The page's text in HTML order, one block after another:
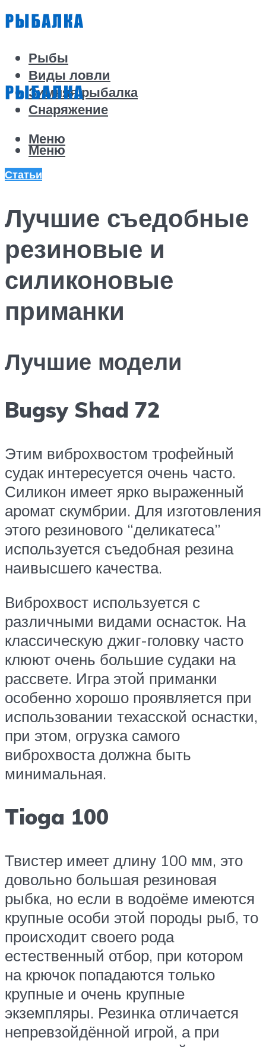
Рыбы
Виды ловли
Зимняя рыбалка
Снаряжение
Меню
Меню
Статьи
Лучшие съедобные
резиновые и
силиконовые
приманки
Лучшие модели
Bugsy Shad 72
Этим виброхвостом трофейный
судак интересуется очень часто.
Силикон имеет ярко выраженный
аромат скумбрии. Для изготовления
этого резинового “деликатеса”
используется съедобная резина
наивысшего качества.
Виброхвост используется с
различными видами оснасток. На
классическую джиг-головку часто
клюют очень большие судаки на
рассвете. Игра этой приманки
особенно хорошо проявляется при
использовании техасской оснастки,
при этом, огрузка самого
виброхвоста должна быть
минимальная.
Tioga 100
Твистер имеет длину 100 мм, это
довольно большая резиновая
рыбка, но если в водоёме имеются
крупные особи этой породы рыб, то
происходит своего рода
естественный отбор, при котором
на крючок попадаются только
крупные и очень крупные
экземпляры. Резинка отличается
непревзойдённой игрой, а при